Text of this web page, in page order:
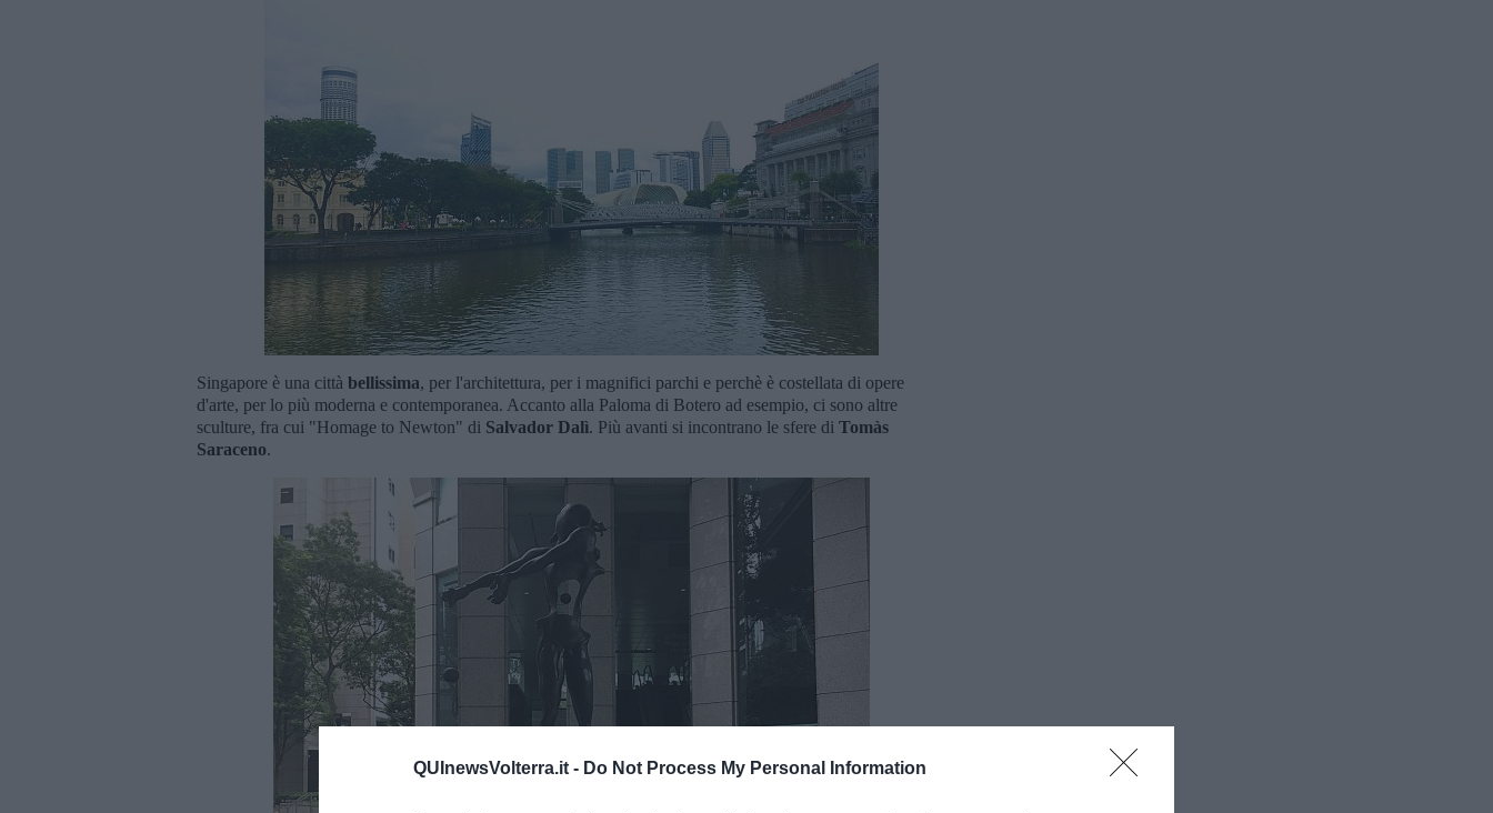
QUInewsVolterra.it - Do Not Process My Personal Information
Singapore è una città bellissima, per l'architettura, per i magnifici parchi e perchè è costellata di opere
d'arte, per lo più moderna e contemporanea. Accanto alla Paloma di Botero ad esempio, ci sono altre
sculture, fra cui "Homage to Newton" di Salvador Dalì. Più avanti si incontrano le sfere di Tomàs
Saraceno.